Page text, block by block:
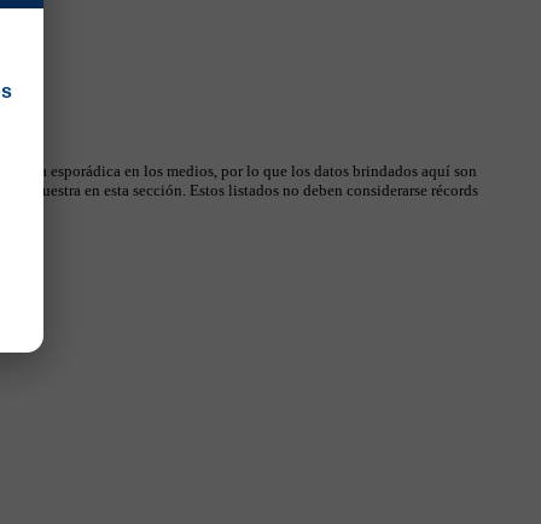
esporádica en los medios, por lo que los datos brindados aquí son
muestra en esta sección. Estos listados no deben considerarse récords